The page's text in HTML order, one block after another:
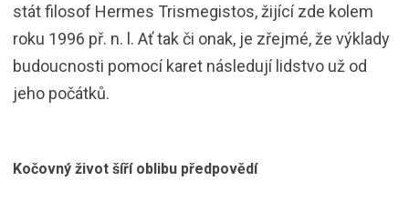
stát filosof Hermes Trismegistos, žijící zde kolem
roku 1996 př. n. l. Ať tak či onak, je zřejmé, že výklady
budoucnosti pomocí karet následují lidstvo už od
jeho počátků.
Kočovný život šíří oblibu předpovědí